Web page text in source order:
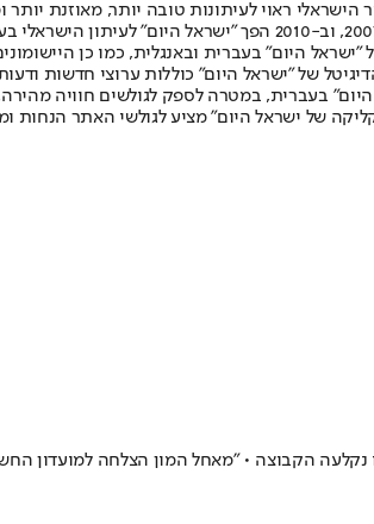
ראוי לעיתונות טובה יותר, מאוזנת
תשלום. המהדורה המודפסת הראשונה פורסמה ב-30
של "ישראל היום" כוללות ערוצי חדשות
היום" בעברית, במטרה לספק לגולשים חוויה
של ישראל היום" מציע לגולשי האתר הנחות
נקלעה הקבוצה • "מאחל המון הצלחה למועדון